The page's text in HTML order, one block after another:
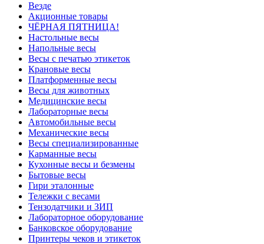
Везде
Акционные товары
ЧЁРНАЯ ПЯТНИЦА!
Настольные весы
Напольные весы
Весы с печатью этикеток
Крановые весы
Платформенные весы
Весы для животных
Медицинские весы
Лабораторные весы
Автомобильные весы
Механические весы
Весы специализированные
Карманные весы
Кухонные весы и безмены
Бытовые весы
Гири эталонные
Тележки с весами
Тензодатчики и ЗИП
Лабораторное оборудование
Банковское оборудование
Принтеры чеков и этикеток